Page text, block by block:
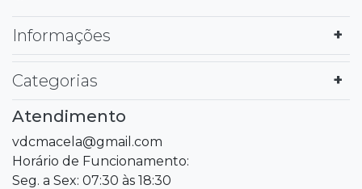
Informações
Categorias
Atendimento
vdcmacela@gmail.com
Horário de Funcionamento:
Seg. a Sex: 07:30 às 18:30